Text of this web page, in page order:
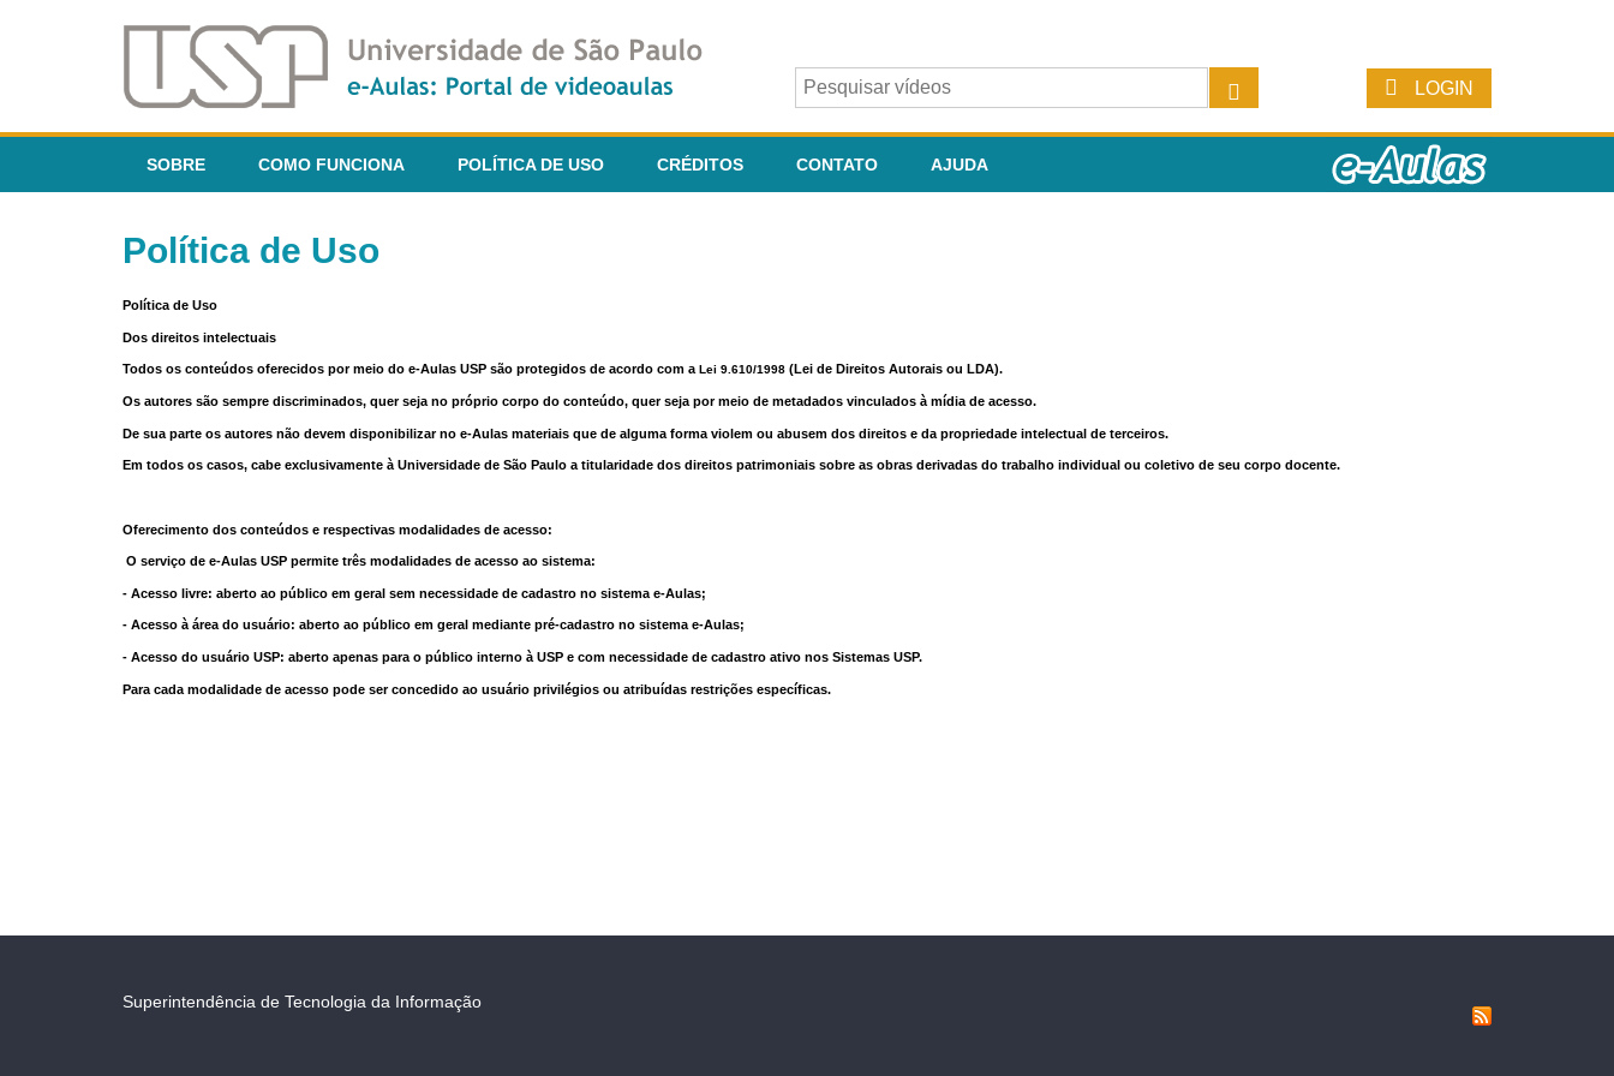
LOGIN
SOBRE COMO FUNCIONA POLÍTICA DE USO CRÉDITOS CONTATO AJUDA
Política de Uso
Política de Uso
Dos direitos intelectuais
Todos os conteúdos oferecidos por meio do e-Aulas USP são protegidos de acordo com a Lei 9.610/1998 (Lei de Direitos Autorais ou LDA).
Os autores são sempre discriminados, quer seja no próprio corpo do conteúdo, quer seja por meio de metadados vinculados à mídia de acesso.
De sua parte os autores não devem disponibilizar no e-Aulas materiais que de alguma forma violem ou abusem dos direitos e da propriedade intelectual de terceiros.
Em todos os casos, cabe exclusivamente à Universidade de São Paulo a titularidade dos direitos patrimoniais sobre as obras derivadas do trabalho individual ou coletivo de seu corpo docente.
Oferecimento dos conteúdos e respectivas modalidades de acesso:
O serviço de e-Aulas USP permite três modalidades de acesso ao sistema:
- Acesso livre: aberto ao público em geral sem necessidade de cadastro no sistema e-Aulas;
- Acesso à área do usuário: aberto ao público em geral mediante pré-cadastro no sistema e-Aulas;
- Acesso do usuário USP: aberto apenas para o público interno à USP e com necessidade de cadastro ativo nos Sistemas USP.
Para cada modalidade de acesso pode ser concedido ao usuário privilégios ou atribuídas restrições específicas.
Superintendência de Tecnologia da Informação